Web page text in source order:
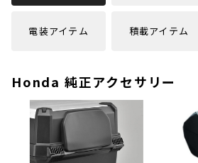
電装アイテム 積載アイテム
Honda 純正アクセサリー